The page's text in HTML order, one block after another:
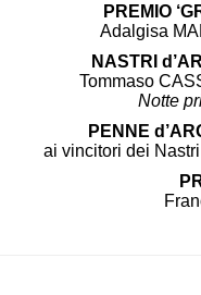
PREMIO
Adalgisa
NASTRI
Tommaso
Notte
PENNE
ai vincitori dei